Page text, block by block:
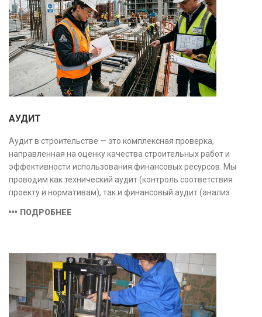
АУДИТ
Аудит в строительстве — это комплексная проверка,
направленная на оценку качества строительных работ и
эффективности использования финансовых ресурсов. Мы
проводим как технический аудит (контроль соответствия
проекту и нормативам), так и финансовый аудит (анализ
безопасность и экономическую обоснованность проекта.
ПОДРОБНЕЕ